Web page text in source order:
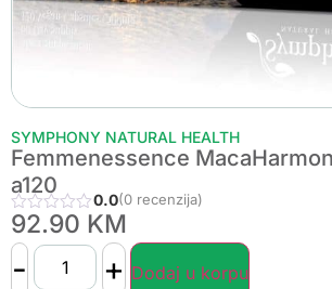
SYMPHONY NATURAL HEALTH
Femmenessence
a120
0.0(0 recenzija)
92.90 KM
- + Dodaj u korpu